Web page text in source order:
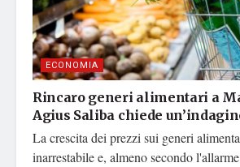
ECONOMIA
Rincaro generi alimentari a
Agius Saliba chiede
La crescita dei prezzi sui generi
inarrestabile e, almeno secondo